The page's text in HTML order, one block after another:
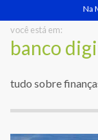
Na
você está em:
banco
tudo sobre